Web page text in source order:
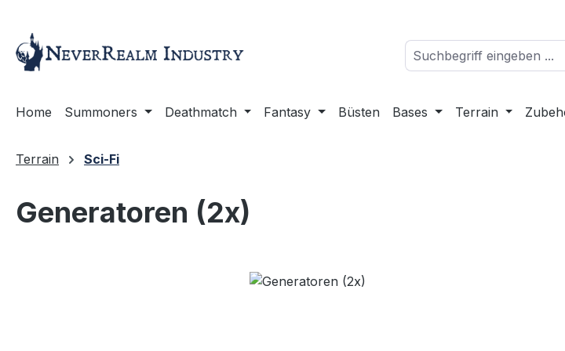
Home Summoners Deathmatch Fantasy Büsten Bases Terrain
Terrain Sci-Fi
Generatoren (2x)